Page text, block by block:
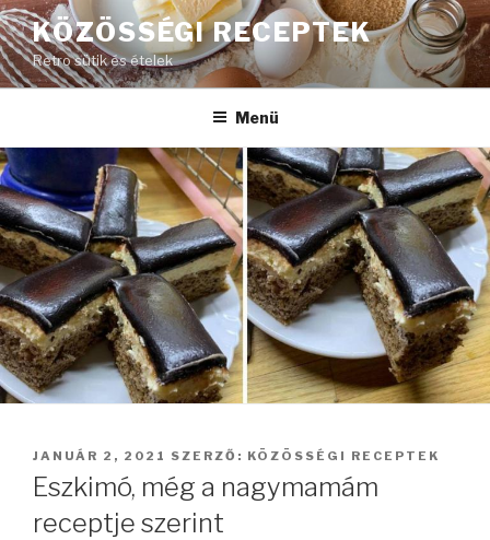
Tartalomhoz
KÖZÖSSÉGI RECEPTEK
Retro sütik és ételek
Menü
BEKÜLDVE:
JANUÁR 2, 2021 SZERZŐ: KÖZÖSSÉGI RECEPTEK
Eszkimó, még a nagymamám
receptje szerint